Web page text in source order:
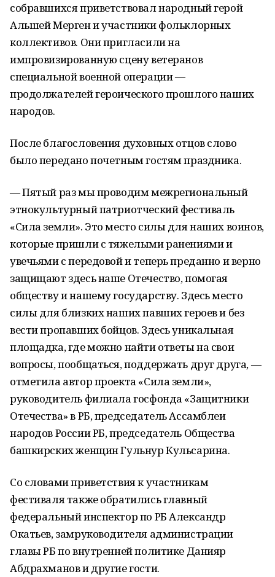
собравшихся приветствовал народный герой
Альшей Мерген и участники фольклорных
коллективов. Они пригласили на
импровизированную сцену ветеранов
специальной военной операции —
продолжателей героического прошлого наших
народов.
После благословения духовных отцов слово
было передано почетным гостям праздника.
— Пятый раз мы проводим межрегиональный
этнокультурный патриотческий фестиваль
«Сила земли». Это место силы для наших воинов,
которые пришли с тяжелыми ранениями и
увечьями с передовой и теперь преданно и верно
защищают здесь наше Отечество, помогая
обществу и нашему государству. Здесь место
силы для близких наших павших героев и без
вести пропавших бойцов. Здесь уникальная
площадка, где можно найти ответы на свои
вопросы, пообщаться, поддержать друг друга, —
отметила автор проекта «Сила земли»,
руководитель филиала госфонда «Защитники
Отечества» в РБ, председатель Ассамблеи
народов России РБ, председатель Общества
башкирских женщин Гульнур Кульсарина.
Со словами приветствия к участникам
фестиваля также обратились главный
федеральный инспектор по РБ Александр
Окатьев, замруководителя администрации
главы РБ по внутренней политике Данияр
Абдрахманов и другие гости.